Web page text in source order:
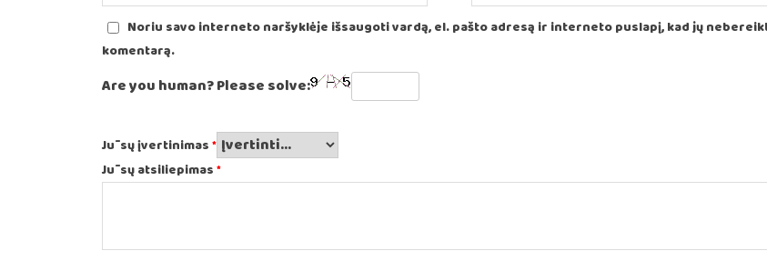
Noriu savo interneto naršyklėje išsaugoti vardą, el. pašto adresą ir interneto puslapį, kad jų
komentarą.
Are you human? Please solve:
Jūsų įvertinimas*
Jūsų atsiliepimas*